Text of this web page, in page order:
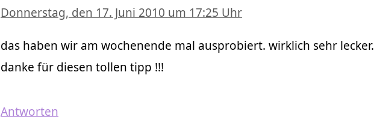
Donnerstag, den 17. Juni 2010 um 17:25 Uhr
das haben wir am wochenende mal ausprobiert. wirklich sehr lecker.
danke für diesen tollen tipp !!!
Antworten